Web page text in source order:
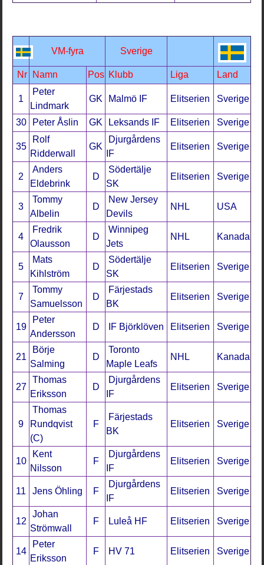
VM-fyra Sverige
Nr Namn Pos Klubb Liga Land
1
Peter
Lindmark
GK Malmö IF Elitserien Sverige
30 Peter Åslin GK Leksands IF Elitserien Sverige
35
Rolf
Ridderwall
GK
Djurgårdens
IF
Elitserien Sverige
2
Anders
Eldebrink
D
Södertälje
SK
Elitserien Sverige
3
Tommy
Albelin
D
New Jersey
Devils
NHL USA
4
Fredrik
Olausson
D
Winnipeg
Jets
NHL Kanada
5
Mats
Kihlström
D
Södertälje
SK
Elitserien Sverige
7
Tommy
Samuelsson
D
Färjestads
BK
Elitserien Sverige
19
Peter
Andersson
D IF Björklöven Elitserien Sverige
21
Börje
Salming
D
Toronto
Maple Leafs
NHL Kanada
27
Thomas
Eriksson
D
Djurgårdens
IF
Elitserien Sverige
9
Thomas
Rundqvist
(C)
F
Färjestads
BK
Elitserien Sverige
10
Kent
Nilsson
F
Djurgårdens
IF
Elitserien Sverige
11 Jens Öhling F
Djurgårdens
IF
Elitserien Sverige
12
Johan
Strömwall
F Luleå HF Elitserien Sverige
14
Peter
Eriksson
F HV 71 Elitserien Sverige